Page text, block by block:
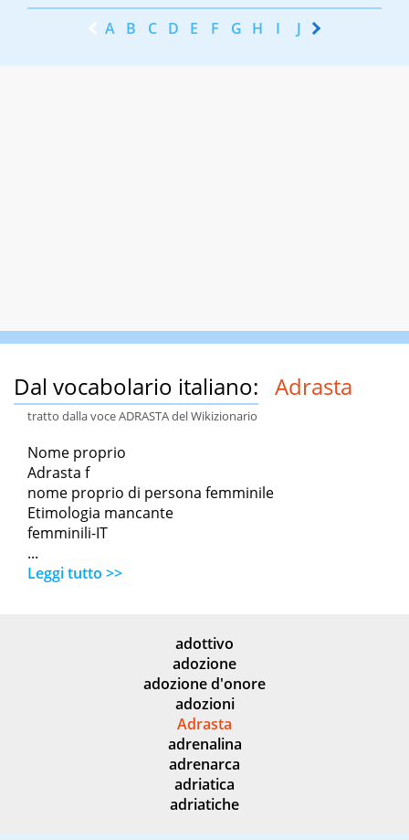
A B C D E F G H I J K
Dal vocabolario italiano: Adrasta
tratto dalla voce ADRASTA del Wikizionario
Nome proprio
Adrasta f
nome proprio di persona femminile
Etimologia mancante
femminili-IT
...
Leggi tutto >>
adottivo
adozione
adozione d'onore
adozioni
Adrasta
adrenalina
adrenarca
adriatica
adriatiche